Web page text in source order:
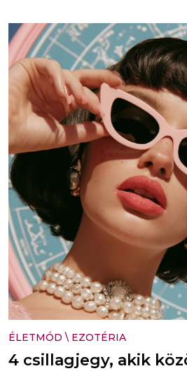
ÉLETMÓD \ EZOTÉRIA
4 csillagjegy, akik